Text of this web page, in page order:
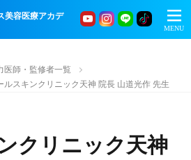
美容医療アカデ
医師・監修者一覧
ルスキンクリニック天神 院長 山道光作 先生
クリニック天神